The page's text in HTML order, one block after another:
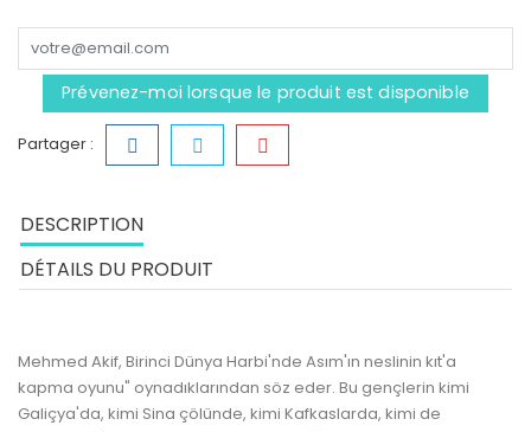
Prévenez-moi lorsque le produit est disponible
Partager :
DESCRIPTION
DÉTAILS DU PRODUIT
Mehmed Akif, Birinci Dünya Harbi'nde Asım'ın neslinin kıt'a
kapma oyunu" oynadıklarından söz eder. Bu gençlerin kimi
Galiçya'da, kimi Sina çölünde, kimi Kafkaslarda, kimi de